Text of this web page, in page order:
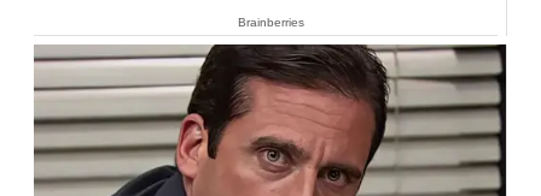
Brainberries